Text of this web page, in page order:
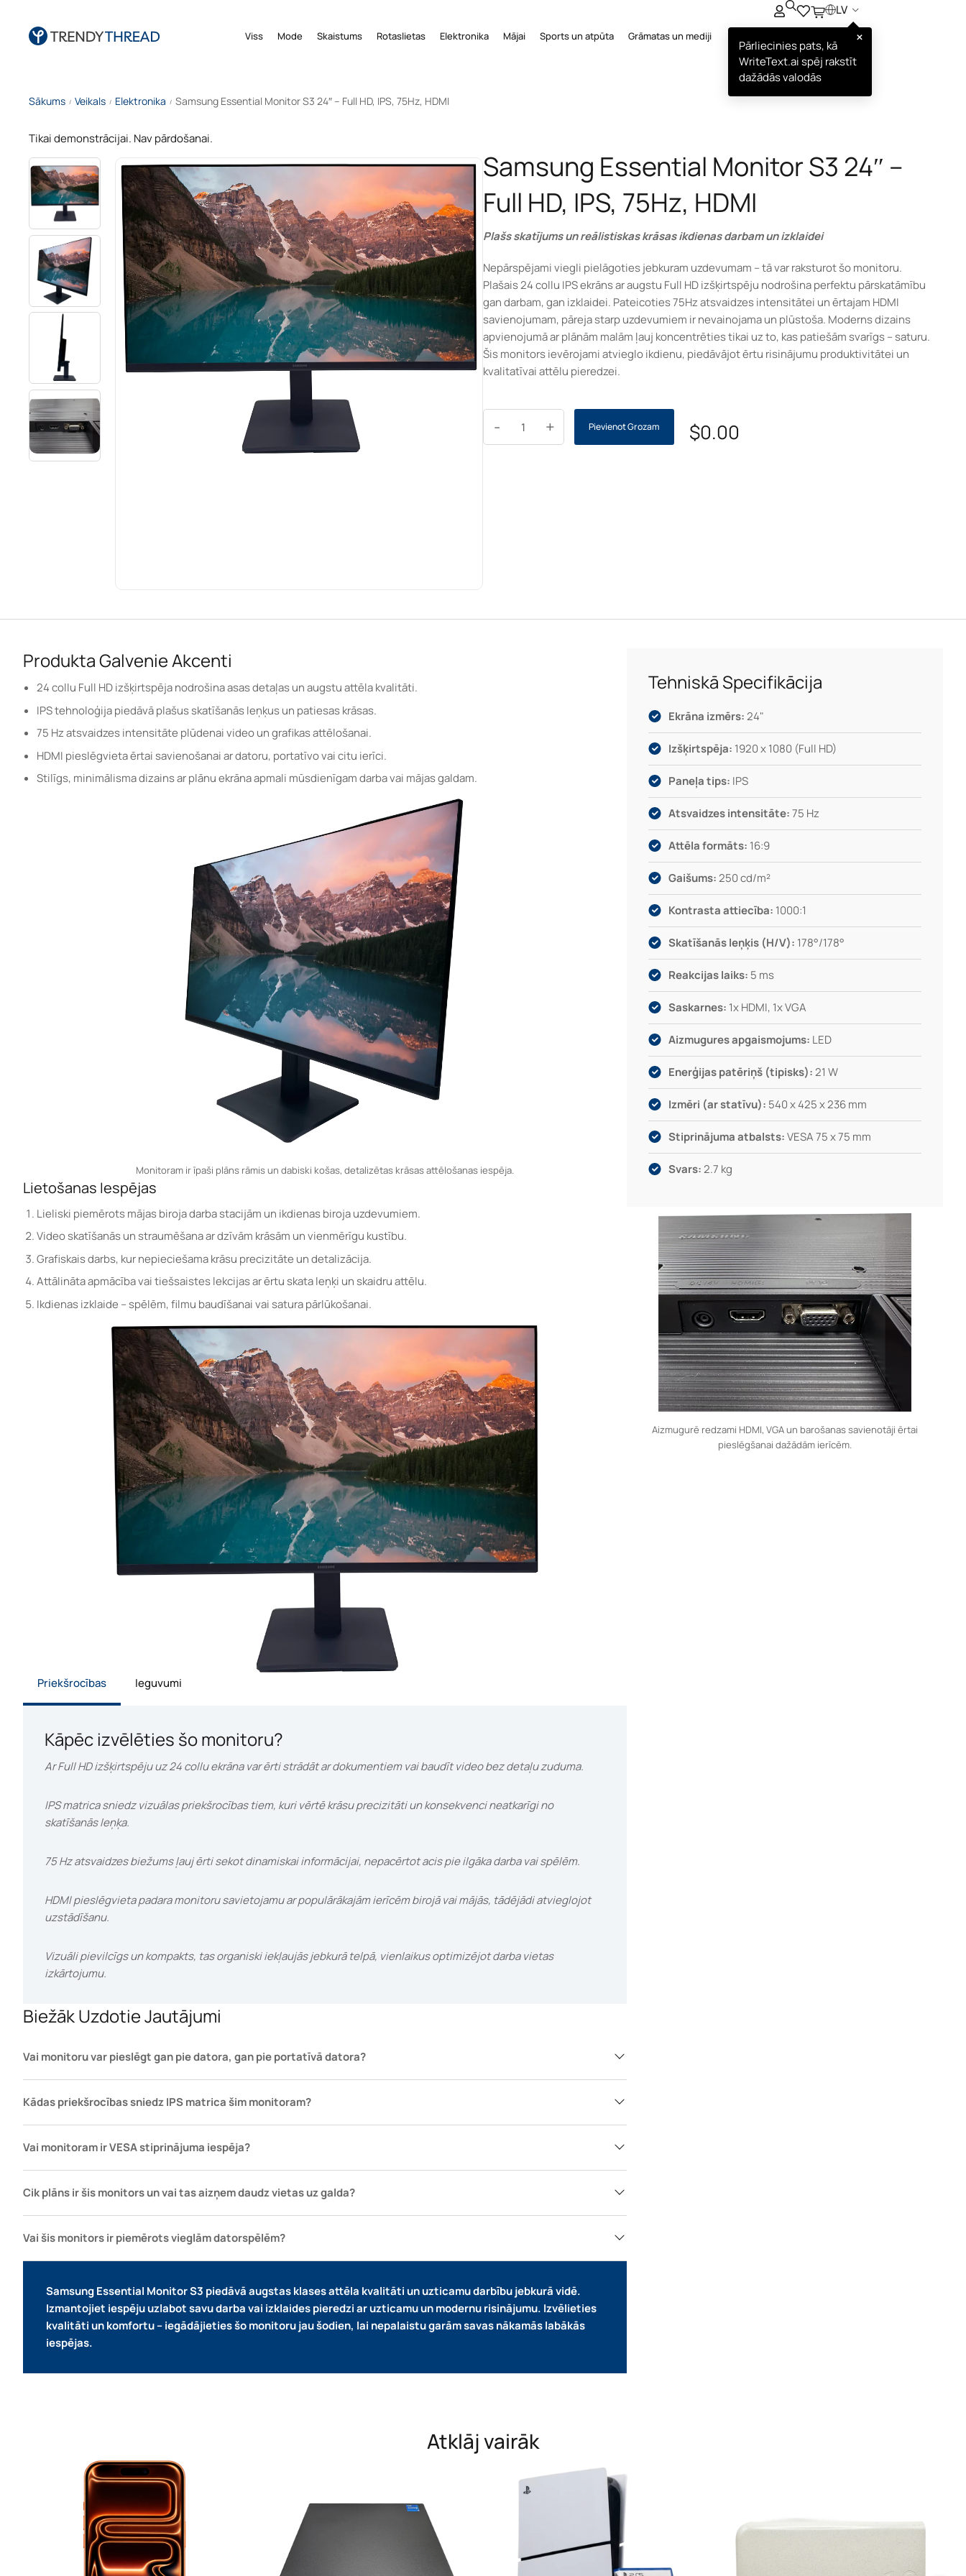
Viss Mode Skaistums Rotaslietas Elektronika Mājai Sports un atpūta Grāmatas un mediji
LV
×
Pārliecinies pats, kā
WriteText.ai spēj rakstīt
dažādās valodās
Sākums / Veikals / Elektronika / Samsung Essential Monitor S3 24″ – Full HD, IPS, 75Hz, HDMI
Tikai demonstrācijai. Nav pārdošanai.
Samsung Essential Monitor S3 24″ –
Full HD, IPS, 75Hz, HDMI
Plašs skatījums un reālistiskas krāsas ikdienas darbam un izklaidei
Nepārspējami viegli pielāgoties jebkuram uzdevumam – tā var raksturot šo monitoru.
Plašais 24 collu IPS ekrāns ar augstu Full HD izšķirtspēju nodrošina perfektu pārskatāmību
gan darbam, gan izklaidei. Pateicoties 75Hz atsvaidzes intensitātei un ērtajam HDMI
savienojumam, pāreja starp uzdevumiem ir nevainojama un plūstoša. Moderns dizains
apvienojumā ar plānām malām ļauj koncentrēties tikai uz to, kas patiešām svarīgs – saturu.
Šis monitors ievērojami atvieglo ikdienu, piedāvājot ērtu risinājumu produktivitātei un
kvalitatīvai attēlu pieredzei.
+
- Pievienot Grozam $0.00
Produkta Galvenie Akcenti
24 collu Full HD izšķirtspēja nodrošina asas detaļas un augstu attēla kvalitāti.
IPS tehnoloģija piedāvā plašus skatīšanās leņķus un patiesas krāsas.
75 Hz atsvaidzes intensitāte plūdenai video un grafikas attēlošanai.
HDMI pieslēgvieta ērtai savienošanai ar datoru, portatīvo vai citu ierīci.
Stilīgs, minimālisma dizains ar plānu ekrāna apmali mūsdienīgam darba vai mājas galdam.
Monitoram ir īpaši plāns rāmis un dabiski košas, detalizētas krāsas attēlošanas iespēja.
Lietošanas Iespējas
Lieliski piemērots mājas biroja darba stacijām un ikdienas biroja uzdevumiem.
Video skatīšanās un straumēšana ar dzīvām krāsām un vienmērīgu kustību.
Grafiskais darbs, kur nepieciešama krāsu precizitāte un detalizācija.
Attālināta apmācība vai tiešsaistes lekcijas ar ērtu skata leņķi un skaidru attēlu.
Ikdienas izklaide – spēlēm, filmu baudīšanai vai satura pārlūkošanai.
Priekšrocības Ieguvumi
Kāpēc izvēlēties šo monitoru?
Ar Full HD izšķirtspēju uz 24 collu ekrāna var ērti strādāt ar dokumentiem vai baudīt video bez detaļu zuduma.
IPS matrica sniedz vizuālas priekšrocības tiem, kuri vērtē krāsu precizitāti un konsekvenci neatkarīgi no
skatīšanās leņķa.
75 Hz atsvaidzes biežums ļauj ērti sekot dinamiskai informācijai, nepacērtot acis pie ilgāka darba vai spēlēm.
HDMI pieslēgvieta padara monitoru savietojamu ar populārākajām ierīcēm birojā vai mājās, tādējādi atvieglojot
uzstādīšanu.
Vizuāli pievilcīgs un kompakts, tas organiski iekļaujās jebkurā telpā, vienlaikus optimizējot darba vietas
izkārtojumu.
Biežāk Uzdotie Jautājumi
Vai monitoru var pieslēgt gan pie datora, gan pie portatīvā datora?
Kādas priekšrocības sniedz IPS matrica šim monitoram?
Vai monitoram ir VESA stiprinājuma iespēja?
Cik plāns ir šis monitors un vai tas aizņem daudz vietas uz galda?
Vai šis monitors ir piemērots vieglām datorspēlēm?
Samsung Essential Monitor S3 piedāvā augstas klases attēla kvalitāti un uzticamu darbību jebkurā vidē.
Izmantojiet iespēju uzlabot savu darba vai izklaides pieredzi ar uzticamu un modernu risinājumu. Izvēlieties
kvalitāti un komfortu – iegādājieties šo monitoru jau šodien, lai nepalaistu garām savas nākamās labākās
iespējas.
Tehniskā Specifikācija
Ekrāna izmērs:24"
Izšķirtspēja: 1920 x 1080 (Full HD)
Paneļa tips: IPS
Atsvaidzes intensitāte:75 Hz
Attēla formāts: 16:9
Gaišums:250 cd/m²
Kontrasta attiecība: 1000:1
Skatīšanās leņķis (H/V): 178°/178°
Reakcijas laiks: 5 ms
Saskarnes: 1x HDMI, 1x VGA
Aizmugures apgaismojums: LED
Enerģijas patēriņš (tipisks):21 W
Izmēri (ar statīvu): 540 x 425 x 236 mm
Stiprinājuma atbalsts:VESA 75 x 75 mm
Svars:2.7 kg
Aizmugurē redzami HDMI, VGA un barošanas savienotāji ērtai
pieslēgšanai dažādām ierīcēm.
Atklāj vairāk